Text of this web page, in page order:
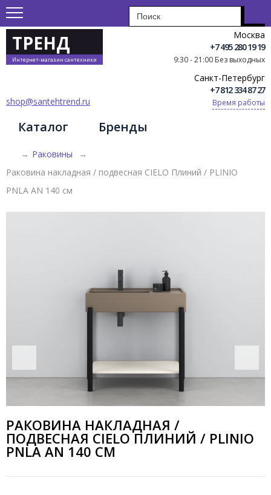
ТРЕНД
Интернет-магазин сантехники
Москва
+7 495 280 19 19
9:30 - 21:00 Без выходных
Санкт-Петербург
+7 812 334 87 27
Время работы
shop@santehtrend.ru
Каталог Бренды
→ Раковины
→
Раковина накладная / подвесная CIELO Плиний / PLINIO
PNLA AN 140 см
РАКОВИНА НАКЛАДНАЯ /
ПОДВЕСНАЯ CIELO ПЛИНИЙ / PLINIO
PNLA AN 140 СМ